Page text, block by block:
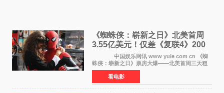
《蜘蛛侠：崭新之日》北美首周
3.55亿美元！仅差《复联4》200
万 影史第二全球开画
中国娱乐网讯 www yule com cn 《蜘
蛛侠：崭新之日》票房大爆——北美首周三天粗
报3 55亿美元，仅比影史最高北美开画《复仇者
联盟4：终局之战》的3 571亿美元少200万出头，
精报调整后仍
看电影